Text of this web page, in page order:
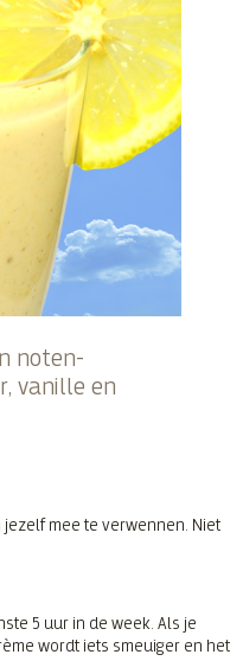
noten-
vanille en
mee te verwennen. Niet
5 uur in de week. Als je
wordt iets smeuiger en het